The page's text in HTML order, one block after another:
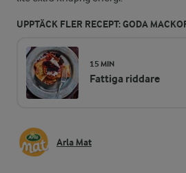
UPPTÄCK FLER RECEPT: GODA
15 MIN
Fattiga riddare
Arla Mat